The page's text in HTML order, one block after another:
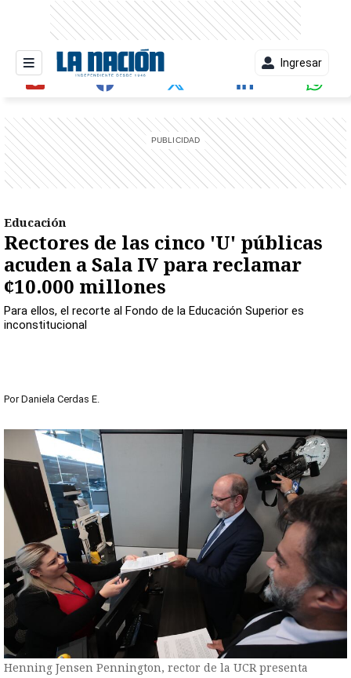
Ingresar
Educación
Rectores de las cinco 'U' públicas
acuden a Sala IV para reclamar
¢10.000 millones
Para ellos, el recorte al Fondo de la Educación Superior es
inconstitucional
Por Daniela Cerdas E.
Henning Jensen Pennington, rector de la UCR presenta